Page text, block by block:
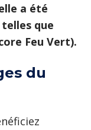
a été
telles que
Feu Vert).
du